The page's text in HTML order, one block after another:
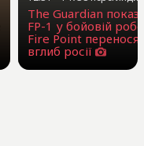
The Guardian
FP-1 у бойовій
Fire Point
вглиб росії